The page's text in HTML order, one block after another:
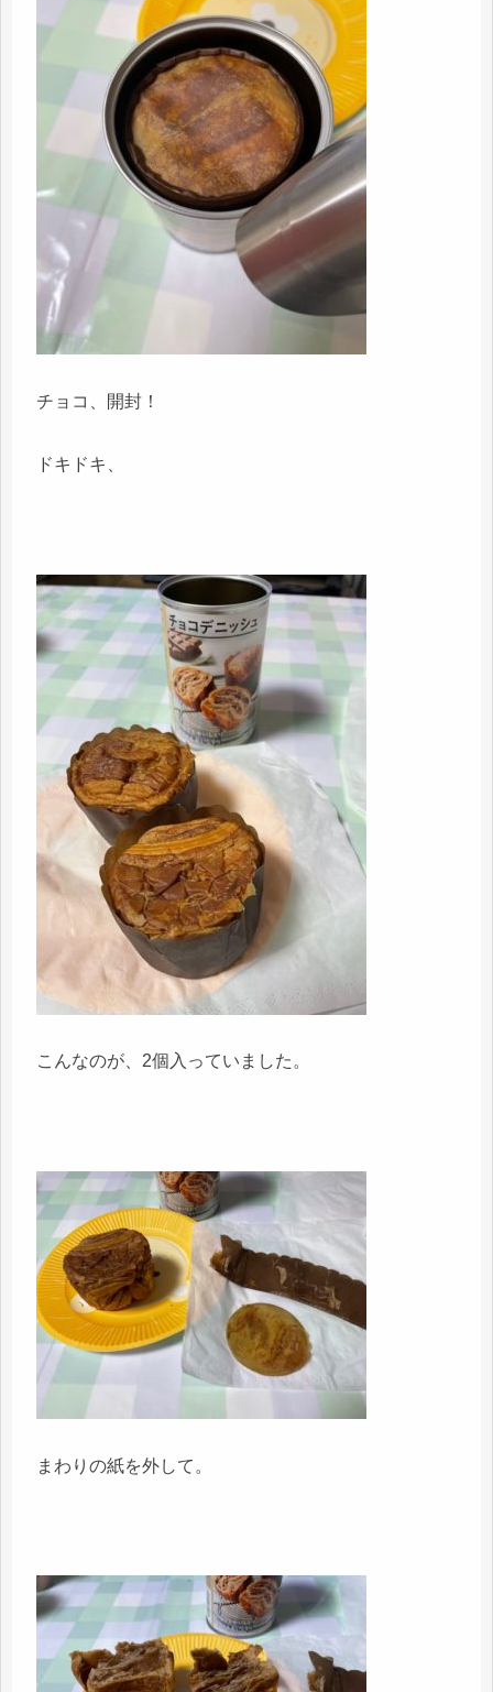
チョコ、開封！
ドキドキ、
こんなのが、2個入っていました。
まわりの紙を外して。